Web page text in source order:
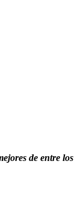
de entre los